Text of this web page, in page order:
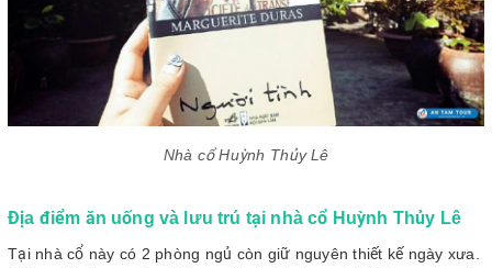
Nhà cổ Huỳnh Thủy Lê
Địa điểm ăn uống và lưu trú tại nhà cổ Huỳnh Thủy Lê
Tại nhà cổ này có 2 phòng ngủ còn giữ nguyên thiết kế ngày xưa.